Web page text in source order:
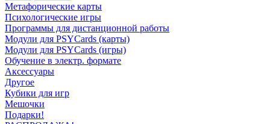
Метафорические карты
Психологические игры
Программы для дистанционной работы
Модули для PSYCards (карты)
Модули для PSYCards (игры)
Обучение в электр. формате
Аксессуары
Другое
Кубики для игр
Мешочки
Подарки!